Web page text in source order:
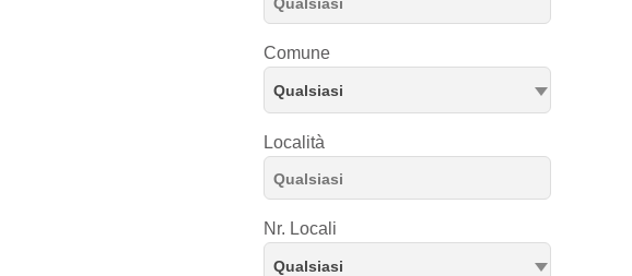
Comune
Qualsiasi
Località
Nr. Locali
Qualsiasi